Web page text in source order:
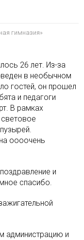
гимназия»
26 лет. Из-за
в необычном
гостей, он прошел
и педагоги
В рамках
оооочень
и
спасибо.
администрацию и